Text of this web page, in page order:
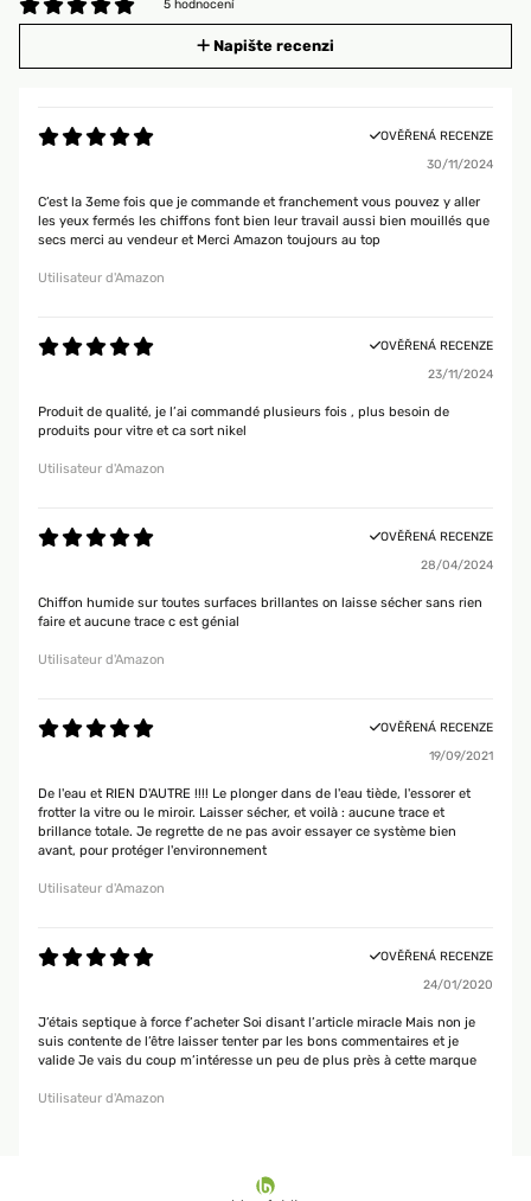
5 hodnocení
Napište recenzi
OVĚŘENÁ RECENZE
30/11/2024
C’est la 3eme fois que je commande et franchement vous pouvez y aller
les yeux fermés les chiffons font bien leur travail aussi bien mouillés que
secs merci au vendeur et Merci Amazon toujours au top
Utilisateur d'Amazon
OVĚŘENÁ RECENZE
23/11/2024
Produit de qualité, je l’ai commandé plusieurs fois , plus besoin de
produits pour vitre et ca sort nikel
Utilisateur d'Amazon
OVĚŘENÁ RECENZE
28/04/2024
Chiffon humide sur toutes surfaces brillantes on laisse sécher sans rien
faire et aucune trace c est génial
Utilisateur d'Amazon
OVĚŘENÁ RECENZE
19/09/2021
De l'eau et RIEN D'AUTRE !!!! Le plonger dans de l'eau tiède, l'essorer et
frotter la vitre ou le miroir. Laisser sécher, et voilà : aucune trace et
brillance totale. Je regrette de ne pas avoir essayer ce système bien
avant, pour protéger l'environnement
Utilisateur d'Amazon
OVĚŘENÁ RECENZE
24/01/2020
J’étais septique à force f’acheter Soi disant l’article miracle Mais non je
suis contente de l’être laisser tenter par les bons commentaires et je
valide Je vais du coup m’intéresse un peu de plus près à cette marque
Utilisateur d'Amazon